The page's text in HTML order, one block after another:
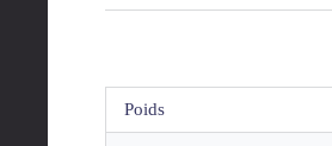
Poids